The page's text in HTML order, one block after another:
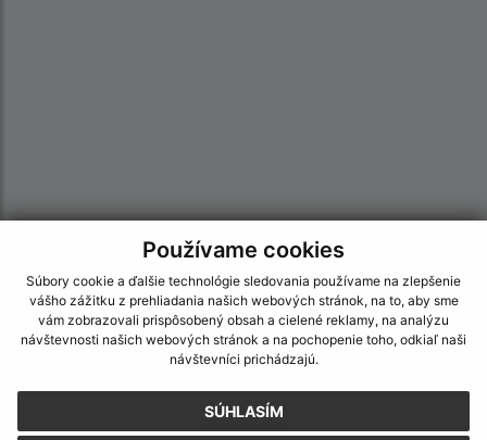
Používame cookies
Súbory cookie a ďalšie technológie sledovania používame na zlepšenie
vášho zážitku z prehliadania našich webových stránok, na to, aby sme
vám zobrazovali prispôsobený obsah a cielené reklamy, na analýzu
návštevnosti našich webových stránok a na pochopenie toho, odkiaľ naši
návštevníci prichádzajú.
SÚHLASÍM
Informácie o stránke:
Vyhlásenie o prístupnosti
Autorské práva
Navigácia: